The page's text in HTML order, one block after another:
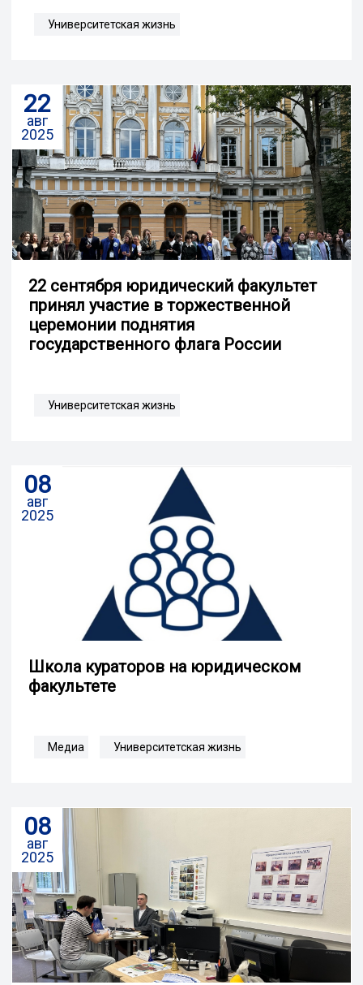
Университетская жизнь
22
авг
2025
22 сентября юридический факультет
принял участие в торжественной
церемонии поднятия
государственного флага России
Университетская жизнь
08
авг
2025
Школа кураторов на юридическом
факультете
Медиа Университетская жизнь
08
авг
2025